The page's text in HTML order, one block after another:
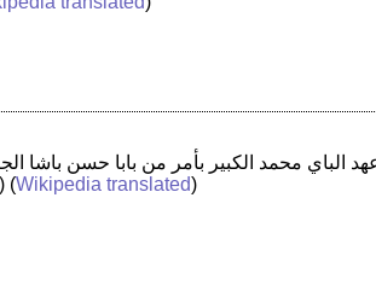
) (Wikipedia translated)